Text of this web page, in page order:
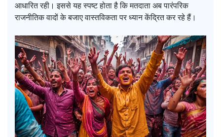
आधारित रही। इससे यह स्पष्ट होता है कि मतदाता अब पारंपरिक
राजनीतिक वादों के बजाए वास्तविकता पर ध्यान केंद्रित कर रहे हैं।